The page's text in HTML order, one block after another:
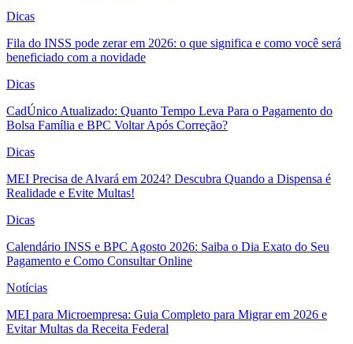
Dicas
Fila do INSS pode zerar em 2026: o que significa e como você será
beneficiado com a novidade
Dicas
CadÚnico Atualizado: Quanto Tempo Leva Para o Pagamento do
Bolsa Família e BPC Voltar Após Correção?
Dicas
MEI Precisa de Alvará em 2024? Descubra Quando a Dispensa é
Realidade e Evite Multas!
Dicas
Calendário INSS e BPC Agosto 2026: Saiba o Dia Exato do Seu
Pagamento e Como Consultar Online
Notícias
MEI para Microempresa: Guia Completo para Migrar em 2026 e
Evitar Multas da Receita Federal